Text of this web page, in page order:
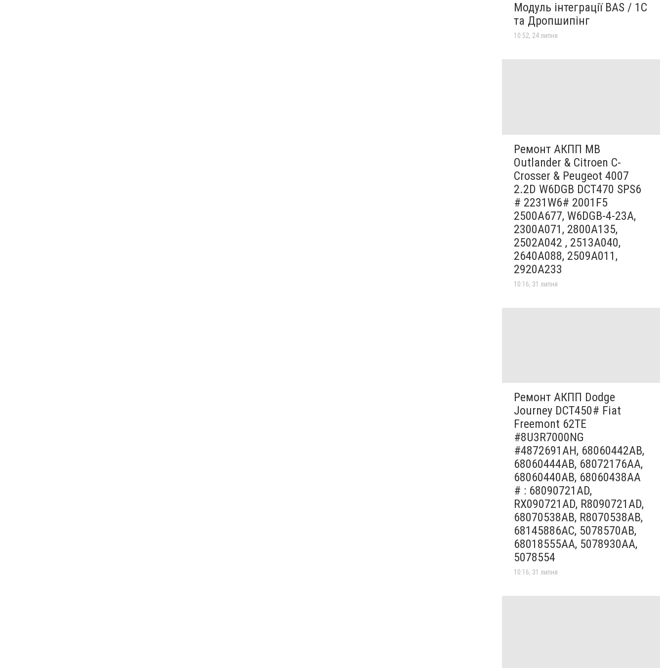
Модуль інтеграції BAS / 1C
та Дропшипінг
10:52, 24 липня
Ремонт АКПП MB
Outlander & Citroen C-
Crosser & Peugeot 4007
2.2D W6DGB DCT470 SPS6
# 2231W6# 2001F5
2500A677, W6DGB-4-23A,
2300A071, 2800A135,
2502A042 , 2513A040,
2640A088, 2509A011,
2920A233
10:16, 31 липня
Ремонт АКПП Dodge
Journey DCT450# Fiat
Freemont 62TE
#8U3R7000NG
#4872691AH, 68060442AB,
68060444AB, 68072176AA,
68060440AB, 68060438AA
# : 68090721AD,
RX090721AD, R8090721AD,
68070538AB, R8070538AB,
68145886AC, 5078570AB,
68018555AA, 5078930AA,
5078554
10:16, 31 липня